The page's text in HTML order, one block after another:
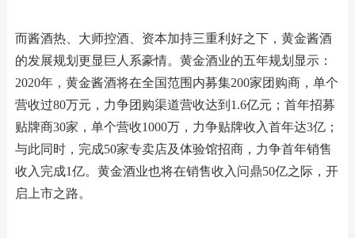
而酱酒热、大师控酒、资本加持三重利好之下，黄金酱酒
的发展规划更显巨人系豪情。黄金酒业的五年规划显示：
2020年，黄金酱酒将在全国范围内募集200家团购商，单个
营收过80万元，力争团购渠道营收达到1.6亿元；首年招募
贴牌商30家，单个营收1000万，力争贴牌收入首年达3亿；
与此同时，完成50家专卖店及体验馆招商，力争首年销售
收入完成1亿。黄金酒业也将在销售收入问鼎50亿之际，开
启上市之路。